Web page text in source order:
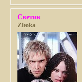
Светик
Zlюka